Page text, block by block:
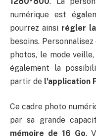
numérique est
pourrez ainsi régler
besoins.
photos, le mode
également la
partir de l’application
Ce cadre photo
par sa grande
mémoire de 16 Go.